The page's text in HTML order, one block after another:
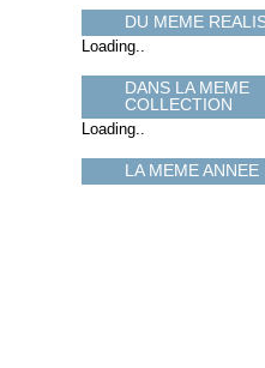
DU MEME
Loading..
DANS LA MEME
COLLECTION
Loading..
LA MEME ANNEE